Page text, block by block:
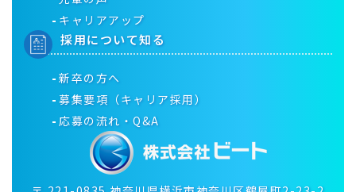
キャリアアップ
採用について知る
新卒の方へ
募集要項（キャリア採用）
応募の流れ・Q&A